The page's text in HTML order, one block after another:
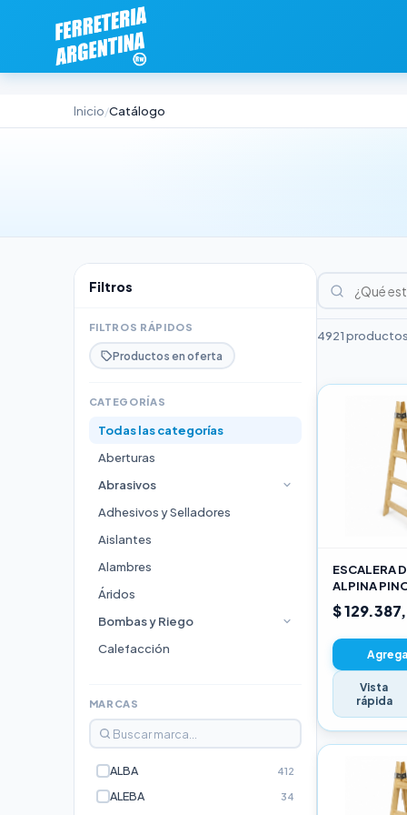
Inicio/Catálogo
Filtros
FILTROS RÁPIDOS
Productos en oferta
CATEGORÍAS
Todas las categorías
Aberturas
Abrasivos
Adhesivos y Selladores
Aislantes
Alambres
Áridos
Bombas y Riego
Calefacción
Durlock
Electricidad e Iluminación
MARCAS
ALBA 412
ALEBA 34
4921
ESCALERA
ALPINA
3,00M PRO
$
Vista
rápida